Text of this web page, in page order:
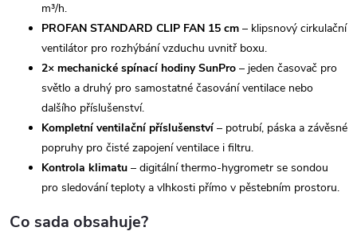
m³/h.
PROFAN STANDARD CLIP FAN 15 cm – klipsnový cirkulační
ventilátor pro rozhýbání vzduchu uvnitř boxu.
2× mechanické spínací hodiny SunPro – jeden časovač pro
světlo a druhý pro samostatné časování ventilace nebo
dalšího příslušenství.
Kompletní ventilační příslušenství– potrubí, páska a závěsné
popruhy pro čisté zapojení ventilace i filtru.
Kontrola klimatu – digitální thermo-hygrometr se sondou
pro sledování teploty a vlhkosti přímo v pěstebním prostoru.
Co sada obsahuje?